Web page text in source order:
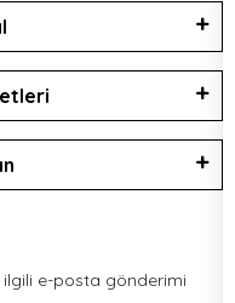
e-posta gönderimi